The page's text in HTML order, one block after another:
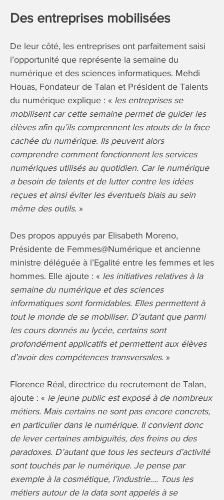
Des entreprises mobilisées
De leur côté, les entreprises ont parfaitement saisi
l’opportunité que représente la semaine du
numérique et des sciences informatiques. Mehdi
Houas, Fondateur de Talan et Président de Talents
du numérique explique : « les entreprises se
mobilisent car cette semaine permet de guider les
élèves afin qu’ils comprennent les atouts de la face
cachée du numérique. Ils peuvent alors
comprendre comment fonctionnent les services
numériques utilisés au quotidien. Car le numérique
a besoin de talents et de lutter contre les idées
reçues et ainsi éviter les éventuels biais au sein
même des outils. »
Des propos appuyés par Elisabeth Moreno,
Présidente de Femmes@Numérique et ancienne
ministre déléguée à l’Egalité entre les femmes et les
hommes. Elle ajoute : « les initiatives relatives à la
semaine du numérique et des sciences
informatiques sont formidables. Elles permettent à
tout le monde de se mobiliser. D’autant que parmi
les cours donnés au lycée, certains sont
profondément applicatifs et permettent aux élèves
d’avoir des compétences transversales. »
Florence Réal, directrice du recrutement de Talan,
ajoute : « le jeune public est exposé à de nombreux
métiers. Mais certains ne sont pas encore concrets,
en particulier dans le numérique. Il convient donc
de lever certaines ambiguïtés, des freins ou des
paradoxes. D’autant que tous les secteurs d’activité
sont touchés par le numérique. Je pense par
exemple à la cosmétique, l’industrie…. Tous les
métiers autour de la data sont appelés à se